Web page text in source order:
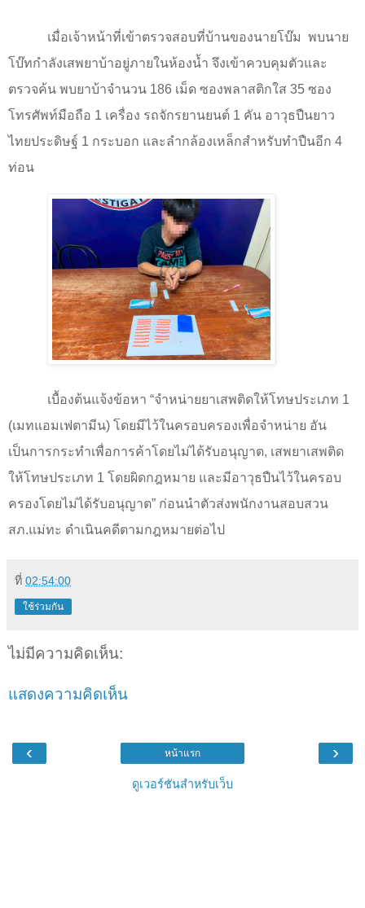
เมื่อเจ้าหน้าที่เข้าตรวจสอบที่บ้านของนายโบ๊ม พบนาย
โบ๊ทกำลังเสพยาบ้าอยู่ภายในห้องน้ำ จึงเข้าควบคุมตัวและ
ตรวจค้น พบยาบ้าจำนวน 186 เม็ด ซองพลาสติกใส 35 ซอง
โทรศัพท์มือถือ 1 เครื่อง รถจักรยานยนต์ 1 คัน อาวุธปืนยาว
ไทยประดิษฐ์ 1 กระบอก และลำกล้องเหล็กสำหรับทำปืนอีก 4
ท่อน
เบื้องต้นแจ้งข้อหา “จำหน่ายยาเสพติดให้โทษประเภท 1
(เมทแอมเฟตามีน) โดยมีไว้ในครอบครองเพื่อจำหน่าย อัน
เป็นการกระทำเพื่อการค้าโดยไม่ได้รับอนุญาต, เสพยาเสพติด
ให้โทษประเภท 1 โดยผิดกฎหมาย และมีอาวุธปืนไว้ในครอบ
ครองโดยไม่ได้รับอนุญาต” ก่อนนำตัวส่งพนักงานสอบสวน
สภ.แม่ทะ ดำเนินคดีตามกฎหมายต่อไป
ที่ 02:54:00
ใช้ร่วมกัน
ไม่มีความคิดเห็น:
แสดงความคิดเห็น
‹ ›
หน้าแรก
ดูเวอร์ชันสำหรับเว็บ